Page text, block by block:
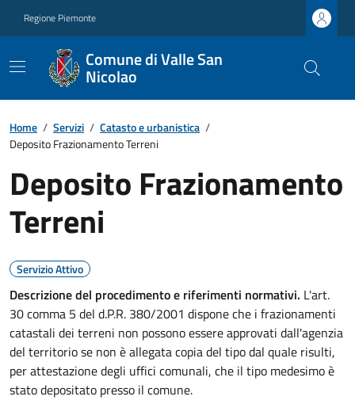
Regione Piemonte
Comune di Valle San
Nicolao
Home / Servizi / Catasto e urbanistica /
Deposito Frazionamento Terreni
Deposito Frazionamento
Terreni
Servizio Attivo
Descrizione del procedimento e riferimenti normativi. L'art.
30 comma 5 del d.P.R. 380/2001 dispone che i frazionamenti
catastali dei terreni non possono essere approvati dall'agenzia
del territorio se non è allegata copia del tipo dal quale risulti,
per attestazione degli uffici comunali, che il tipo medesimo è
stato depositato presso il comune.